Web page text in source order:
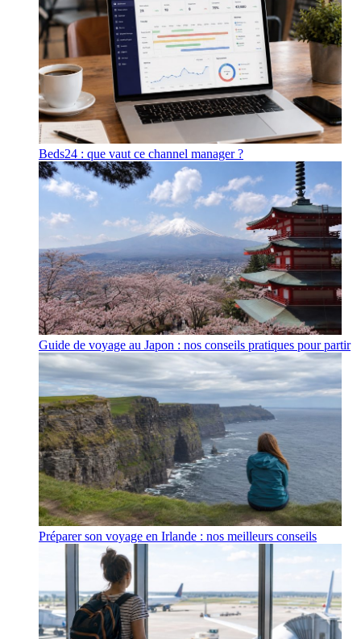
Beds24 : que vaut ce channel manager ?
Guide de voyage au Japon : nos conseils pratiques pour partir
Préparer son voyage en Irlande : nos meilleurs conseils